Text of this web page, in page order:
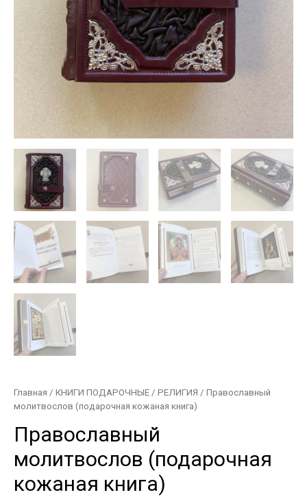
Главная / КНИГИ ПОДАРОЧНЫЕ / РЕЛИГИЯ / Православный
молитвослов (подарочная кожаная книга)
Православный
молитвослов (подарочная
кожаная книга)